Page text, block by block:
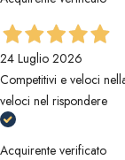
24 Luglio 2026
Competitivi e veloci
veloci nel rispondere
Acquirente verificato